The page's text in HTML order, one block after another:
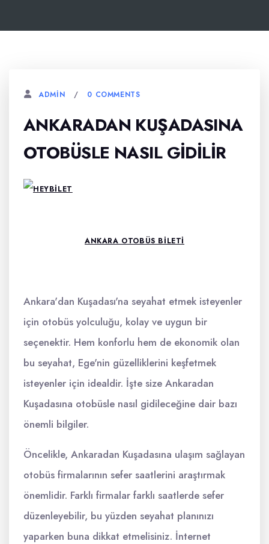
ADMIN 0 COMMENTS
ANKARADAN KUŞADASINA
OTOBÜSLE NASIL GIDILIR
ANKARA OTOBÜS BILETI
Ankara'dan Kuşadası'na seyahat etmek isteyenler
için otobüs yolculuğu, kolay ve uygun bir
seçenektir. Hem konforlu hem de ekonomik olan
bu seyahat, Ege'nin güzelliklerini keşfetmek
isteyenler için idealdir. İşte size Ankaradan
Kuşadasına otobüsle nasıl gidileceğine dair bazı
önemli bilgiler.
Öncelikle, Ankaradan Kuşadasına ulaşım sağlayan
otobüs firmalarının sefer saatlerini araştırmak
önemlidir. Farklı firmalar farklı saatlerde sefer
düzenleyebilir, bu yüzden seyahat planınızı
yaparken buna dikkat etmelisiniz. İnternet